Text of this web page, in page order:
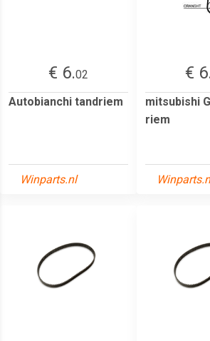
€ 6.02
Autobianchi tandriem
Winparts.nl
€
mitsubishi
riem